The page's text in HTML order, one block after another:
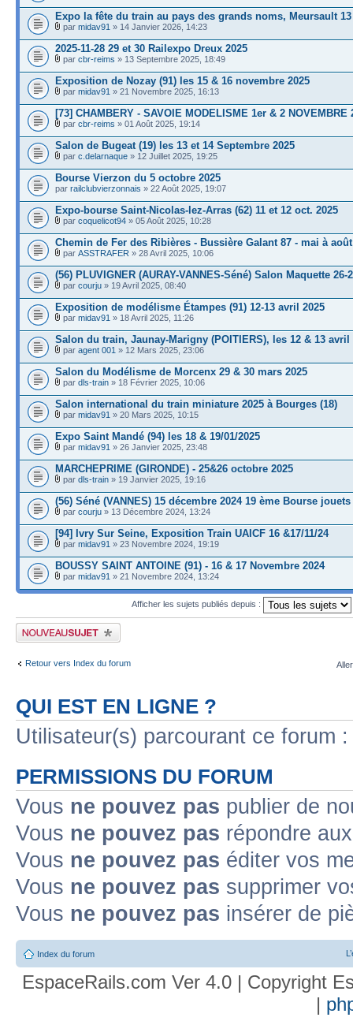
Expo la fête du train au pays des grands noms, Meursault 13
par midav91 » 14 Janvier 2026, 14:23
2025-11-28 29 et 30 Railexpo Dreux 2025
par cbr-reims » 13 Septembre 2025, 18:49
Exposition de Nozay (91) les 15 & 16 novembre 2025
par midav91 » 21 Novembre 2025, 16:13
[73] CHAMBERY - SAVOIE MODELISME 1er & 2 NOVEMBRE
par cbr-reims » 01 Août 2025, 19:14
Salon de Bugeat (19) les 13 et 14 Septembre 2025
par c.delarnaque » 12 Juillet 2025, 19:25
Bourse Vierzon du 5 octobre 2025
par railclubvierzonnais » 22 Août 2025, 19:07
Expo-bourse Saint-Nicolas-lez-Arras (62) 11 et 12 oct. 2025
par coquelicot94 » 05 Août 2025, 10:28
Chemin de Fer des Ribières - Bussière Galant 87 - mai à août
par ASSTRAFER » 28 Avril 2025, 10:06
(56) PLUVIGNER (AURAY-VANNES-Séné) Salon Maquette 26-
par courju » 19 Avril 2025, 08:40
Exposition de modélisme Étampes (91) 12-13 avril 2025
par midav91 » 18 Avril 2025, 11:26
Salon du train, Jaunay-Marigny (POITIERS), les 12 & 13 avril
par agent 001 » 12 Mars 2025, 23:06
Salon du Modélisme de Morcenx 29 & 30 mars 2025
par dls-train » 18 Février 2025, 10:06
Salon international du train miniature 2025 à Bourges (18)
par midav91 » 20 Mars 2025, 10:15
Expo Saint Mandé (94) les 18 & 19/01/2025
par midav91 » 26 Janvier 2025, 23:48
MARCHEPRIME (GIRONDE) - 25&26 octobre 2025
par dls-train » 19 Janvier 2025, 19:16
(56) Séné (VANNES) 15 décembre 2024 19 ème Bourse
par courju » 13 Décembre 2024, 13:24
[94] Ivry Sur Seine, Exposition Train UAICF 16 &17/11/24
par midav91 » 23 Novembre 2024, 19:19
BOUSSY SAINT ANTOINE (91) - 16 & 17 Novembre 2024
par midav91 » 21 Novembre 2024, 13:24
Afficher les sujets publiés depuis :
Publier un nouveau sujet
Retour vers Index du forum
QUI EST EN LIGNE ?
Utilisateur(s) parcourant ce forum
PERMISSIONS DU FORUM
Vous ne pouvez pas publier de
Vous ne pouvez pas répondre
Vous ne pouvez pas éditer vos
Vous ne pouvez pas supprimer
Vous ne pouvez pas insérer de
Index du forum
EspaceRails.com Ver 4.0 | Copyright
|